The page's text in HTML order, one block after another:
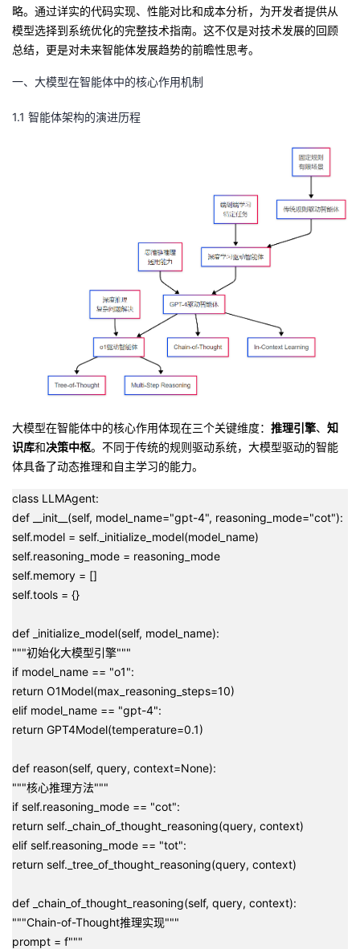
程
认
证
的
实
我
的
支
持
声
建
略。通过详实的代码实现、性能对比和成本分析，为开发者提供从
模型选择到系统优化的完整技术指南。这不仅是对技术发展的回顾
总结，更是对未来智能体发展趋势的前瞻性思考。
一、大模型在智能体中的核心作用机制
1.1 智能体架构的演进历程
大模型在智能体中的核心作用体现在三个关键维度： 推理引擎、 知
识库和决策中枢。不同于传统的规则驱动系统，大模型驱动的智能
体具备了动态推理和自主学习的能力。
class LLMAgent:
def __init__(self, model_name="gpt-4", reasoning_mode="cot"):
self.model = self._initialize_model(model_name)
self.reasoning_mode = reasoning_mode
self.memory = []
self.tools = {}
def _initialize_model(self, model_name):
"""初始化大模型引擎"""
if model_name == "o1":
return O1Model(max_reasoning_steps=10)
elif model_name == "gpt-4":
return GPT4Model(temperature=0.1)
def reason(self, query, context=None):
"""核心推理方法"""
if self.reasoning_mode == "cot":
return self._chain_of_thought_reasoning(query, context)
elif self.reasoning_mode == "tot":
return self._tree_of_thought_reasoning(query, context)
def _chain_of_thought_reasoning(self, query, context):
"""Chain-of-Thought推理实现"""
prompt = f"""